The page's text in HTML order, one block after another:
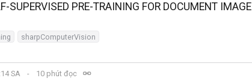
SUPERVISED PRE-TRAINING FOR DOCUMENT IMAGE
sharpComputerVision
SA 10 phút đọc